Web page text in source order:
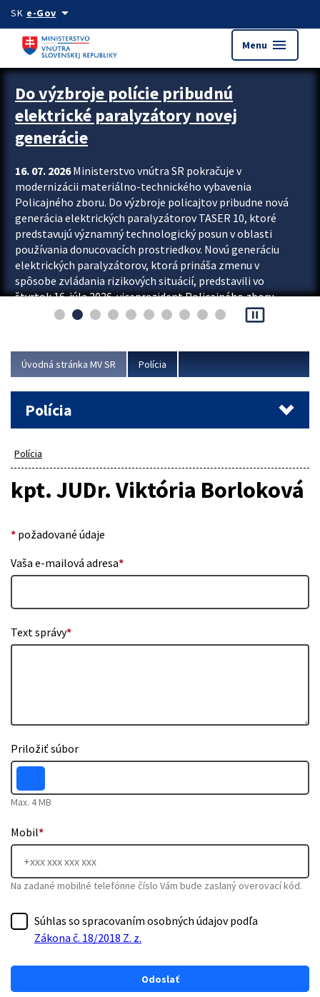
Preskocit na hlavný obsah
SK e-Govarrow_drop_down
Menu menu
Zastavit automatický posun upútavok
Do výzbroje polície pribudnú
elektrické paralyzátory novej
generácie
16. 07. 2026Ministerstvo vnútra SR pokračuje v
modernizácii materiálno-technického vybavenia
Policajného zboru. Do výzbroje policajtov pribudne nová
generácia elektrických paralyzátorov TASER 10, ktoré
predstavujú významný technologický posun v oblasti
používania donucovacích prostriedkov. Novú generáciu
elektrických paralyzátorov, ktorá prináša zmenu v
spôsobe zvládania rizikových situácií, predstavili vo
štvrtok 16. júla 2026 viceprezident Policajného zboru
Rastislav Polakovič a riaditeľ odboru výcviku...
pause_presentation
Úvodná stránka MV SR Polícia
Polícia
Polícia
kpt. JUDr. Viktória Borloková
* požadované údaje
Vaša e-mailová adresa*
Text správy*
Priložiť súbor
Max. 4 MB
Mobil*
Na zadané mobilné telefónne číslo Vám bude zaslaný overovací kód.
Súhlas so spracovaním osobných údajov podľa
Zákona č. 18/2018 Z. z.